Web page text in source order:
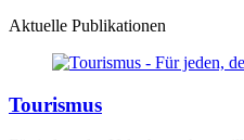
Aktuelle Publikationen
Tourismus